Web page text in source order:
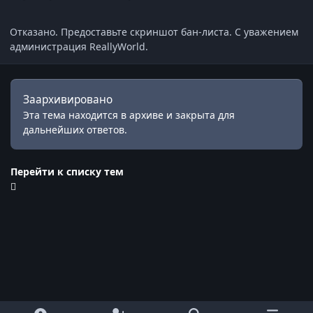
Отказано. Предоставьте скриншот бан-листа. С уважением
администрация ReallyWorld.
Заархивировано
Эта тема находится в архиве и закрыта для
дальнейших ответов.
Перейти к списку тем